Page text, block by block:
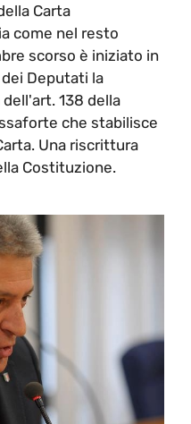
Carta
come nel resto
scorso è iniziato in
Deputati la
138 della
che stabilisce
Una riscrittura
Costituzione.